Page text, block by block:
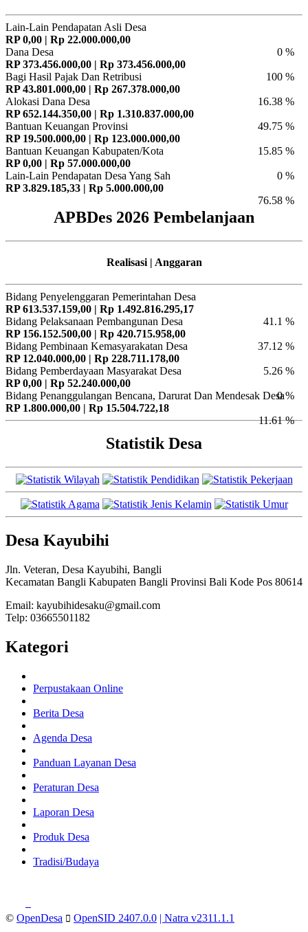
Lain-Lain Pendapatan Asli Desa
RP 0,00 | Rp 22.000.000,00
0 %
Dana Desa
RP 373.456.000,00 | Rp 373.456.000,00
100 %
Bagi Hasil Pajak Dan Retribusi
RP 43.801.000,00 | Rp 267.378.000,00
16.38 %
Alokasi Dana Desa
RP 652.144.350,00 | Rp 1.310.837.000,00
49.75 %
Bantuan Keuangan Provinsi
RP 19.500.000,00 | Rp 123.000.000,00
15.85 %
Bantuan Keuangan Kabupaten/Kota
RP 0,00 | Rp 57.000.000,00
0 %
Lain-Lain Pendapatan Desa Yang Sah
RP 3.829.185,33 | Rp 5.000.000,00
76.58 %
APBDes 2026 Pembelanjaan
Realisasi | Anggaran
Bidang Penyelenggaran Pemerintahan Desa
RP 613.537.159,00 | Rp 1.492.816.295,17
41.1 %
Bidang Pelaksanaan Pembangunan Desa
RP 156.152.500,00 | Rp 420.715.958,00
37.12 %
Bidang Pembinaan Kemasyarakatan Desa
RP 12.040.000,00 | Rp 228.711.178,00
5.26 %
Bidang Pemberdayaan Masyarakat Desa
RP 0,00 | Rp 52.240.000,00
0 %
Bidang Penanggulangan Bencana, Darurat Dan Mendesak Desa
RP 1.800.000,00 | Rp 15.504.722,18
11.61 %
Statistik Desa
Desa Kayubihi
Jln. Veteran, Desa Kayubihi, Bangli
Kecamatan Bangli Kabupaten Bangli Provinsi Bali Kode Pos 80614
Email: kayubihidesaku@gmail.com
Telp: 03665501182
Kategori
Perpustakaan Online
Berita Desa
Agenda Desa
Panduan Layanan Desa
Peraturan Desa
Laporan Desa
Produk Desa
Tradisi/Budaya
© OpenDesa OpenSID 2407.0.0 | Natra v2311.1.1